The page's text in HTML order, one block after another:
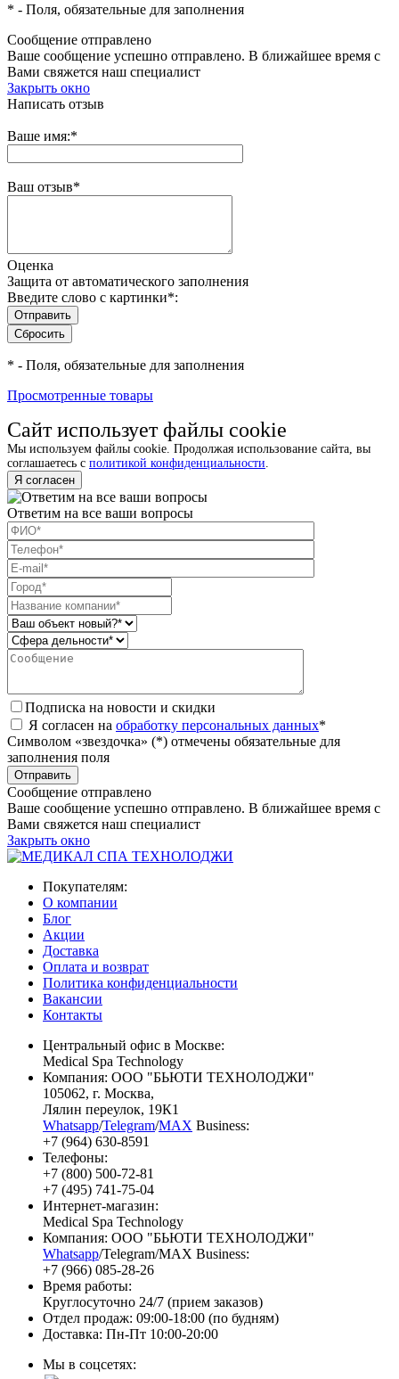
* - Поля, обязательные для заполнения
Сообщение отправлено
Ваше сообщение успешно отправлено. В ближайшее время с
Вами свяжется наш специалист
Закрыть окно
Написать отзыв
Ваше имя:*
Ваш отзыв*
Оценка
Защита от автоматического заполнения
Введите слово с картинки*:
* - Поля, обязательные для заполнения
Просмотренные товары
Сайт использует файлы cookie
Мы используем файлы cookie. Продолжая использование сайта, вы
соглашаетесь с политикой конфиденциальности
Я согласен
Ответим на все ваши вопросы
Подписка на новости и скидки
Я согласен на обработку персональных данных*
Символом «звездочка» (*) отмечены обязательные для
заполнения поля
Сообщение отправлено
Ваше сообщение успешно отправлено. В ближайшее время с
Вами свяжется наш специалист
Закрыть окно
Покупателям:
О компании
Блог
Акции
Доставка
Оплата и возврат
Политика конфиденциальности
Вакансии
Контакты
Центральный офис в Москве:
Medical Spa Technology
Компания: ООО "БЬЮТИ ТЕХНОЛОДЖИ"
105062, г. Москва,
Лялин переулок, 19К1
Whatsapp/Telegram/MAX Business:
+7 (964) 630-8591
Телефоны:
+7 (800) 500-72-81
+7 (495) 741-75-04
Интернет-магазин:
Medical Spa Technology
Компания: ООО "БЬЮТИ ТЕХНОЛОДЖИ"
Whatsapp/Telegram/MAX Business:
+7 (966) 085-28-26
Время работы:
Круглосуточно 24/7 (прием заказов)
Отдел продаж: 09:00-18:00 (по будням)
Доставка: Пн-Пт 10:00-20:00
Мы в соцсетях: